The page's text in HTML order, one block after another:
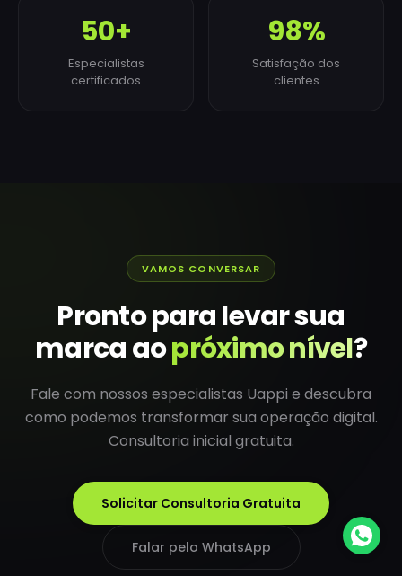
50+
Especialistas
certificados
98%
Satisfação dos
clientes
VAMOS CONVERSAR
Pronto para levar sua
marca aopróximo nível?
Fale com nossos especialistas Uappi e descubra
como podemos transformar sua operação digital.
Consultoria inicial gratuita.
Solicitar Consultoria Gratuita
Falar pelo WhatsApp